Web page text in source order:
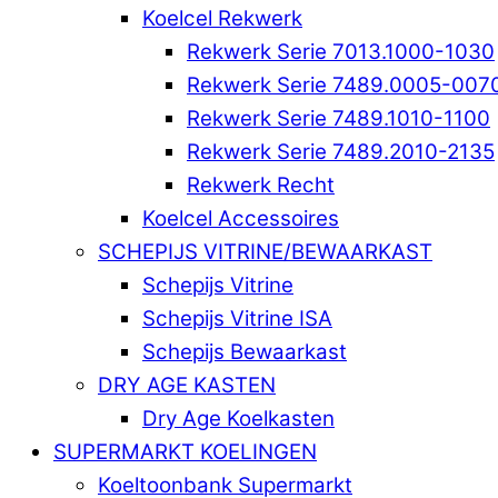
Koelcel Rekwerk
Rekwerk Serie 7013.1000-1030
Rekwerk Serie 7489.0005-
Rekwerk Serie 7489.1010-1100
Rekwerk Serie 7489.2010-2135
Rekwerk Recht
Koelcel Accessoires
SCHEPIJS VITRINE/BEWAARKAST
Schepijs Vitrine
Schepijs Vitrine ISA
Schepijs Bewaarkast
DRY AGE KASTEN
Dry Age Koelkasten
SUPERMARKT KOELINGEN
Koeltoonbank Supermarkt